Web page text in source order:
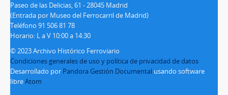
Paseo de las Delicias, 61 - 28045 Madrid
(Entrada por Museo del Ferrocarril de Madrid)
Teléfono 91 506 81 78
Horario: L a V 10:00 a 14:30
© 2023 Archivo Histórico Ferroviario
Condiciones generales de uso y política de privacidad de datos
Desarrollado por Pandora Gestión Documental usando software
libreAtom